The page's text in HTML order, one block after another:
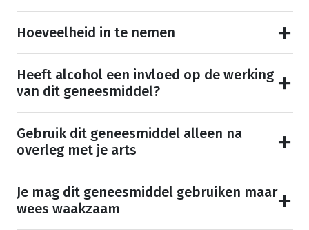
Hoeveelheid in te nemen
Heeft alcohol een invloed op de werking
van dit geneesmiddel?
Gebruik dit geneesmiddel alleen na
overleg met je arts
Je mag dit geneesmiddel gebruiken maar
wees waakzaam